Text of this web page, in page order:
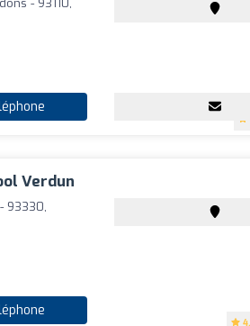
- 93110,
Verdun
93330,